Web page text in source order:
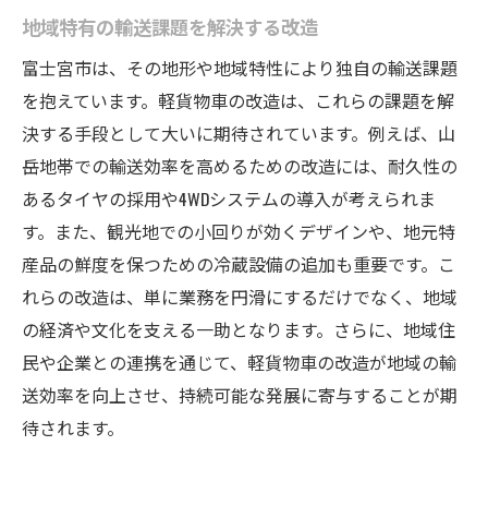
地域特有の輸送課題を解決する改造
富士宮市は、その地形や地域特性により独自の輸送課題
を抱えています。軽貨物車の改造は、これらの課題を解
決する手段として大いに期待されています。例えば、山
岳地帯での輸送効率を高めるための改造には、耐久性の
あるタイヤの採用や4WDシステムの導入が考えられま
す。また、観光地での小回りが効くデザインや、地元特
産品の鮮度を保つための冷蔵設備の追加も重要です。こ
れらの改造は、単に業務を円滑にするだけでなく、地域
の経済や文化を支える一助となります。さらに、地域住
民や企業との連携を通じて、軽貨物車の改造が地域の輸
送効率を向上させ、持続可能な発展に寄与することが期
待されます。